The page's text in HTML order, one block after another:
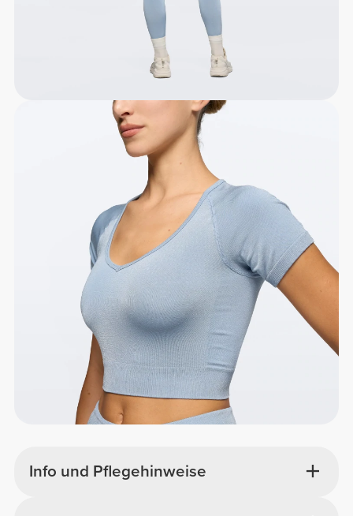
Info und Pflegehinweise